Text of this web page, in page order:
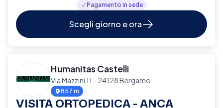
Pagamento in sede
Scegli giorno e ora
Humanitas Castelli
Via Mazzini 11 - 24128 Bergamo
857 m
VISITA ORTOPEDICA - ANCA